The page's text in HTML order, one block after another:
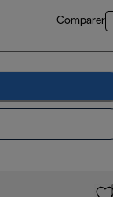
Comparer